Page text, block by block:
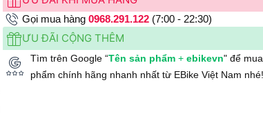
Gọi mua hàng 0968.291.122(7:00 - 22:30)
ƯU ĐÃI CỘNG THÊM
Tìm trên Google “Tên sản phẩm + ebikevn" để
phẩm chính hãng nhanh nhất từ EBike Việt Nam nhé!